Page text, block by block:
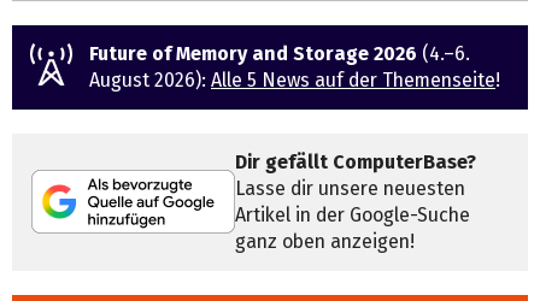
Future of Memory and Storage 2026 (4.–6.
August 2026): Alle 5 News auf der Themenseite!
Dir gefällt ComputerBase?
Lasse dir unsere neuesten
Artikel in der Google-Suche
ganz oben anzeigen!